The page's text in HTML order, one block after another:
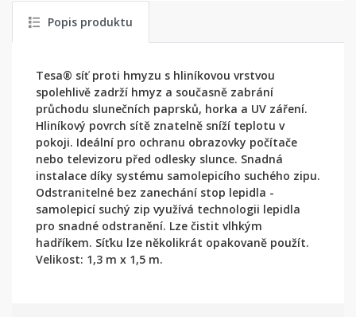
Popis produktu
Tesa® síť proti hmyzu s hliníkovou vrstvou
spolehlivě zadrží hmyz a současně zabrání
průchodu slunečních paprsků, horka a UV záření.
Hliníkový povrch sítě znatelně sníží teplotu v
pokoji. Ideální pro ochranu obrazovky počítače
nebo televizoru před odlesky slunce. Snadná
instalace díky systému samolepicího suchého zipu.
Odstranitelné bez zanechání stop lepidla -
samolepicí suchý zip využívá technologii lepidla
pro snadné odstranění. Lze čistit vlhkým
hadříkem. Síťku lze několikrát opakovaně použít.
Velikost: 1,3 m x 1,5 m.